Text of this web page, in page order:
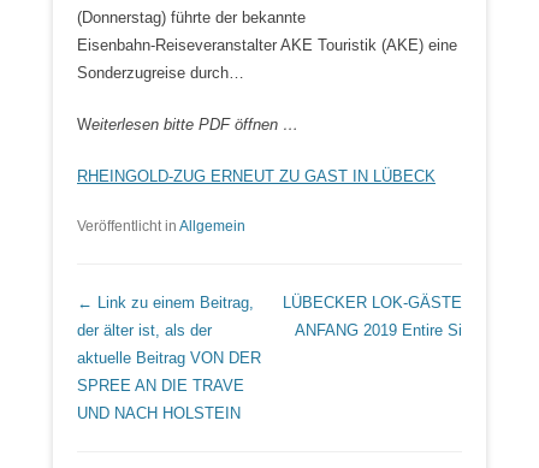
(Donnerstag) führte der bekannte
Eisenbahn-Reiseveranstalter AKE Touristik (AKE) eine
Sonderzugreise durch…
Weiterlesen bitte PDF öffnen …
RHEINGOLD-ZUG ERNEUT ZU GAST IN LÜBECK
Veröffentlicht in Allgemein
Beitrags Übersicht
← Link zu einem Beitrag,
der älter ist, als der
aktuelle Beitrag VON DER
SPREE AN DIE TRAVE
UND NACH HOLSTEIN
LÜBECKER LOK-GÄSTE
ANFANG 2019 Entire Si